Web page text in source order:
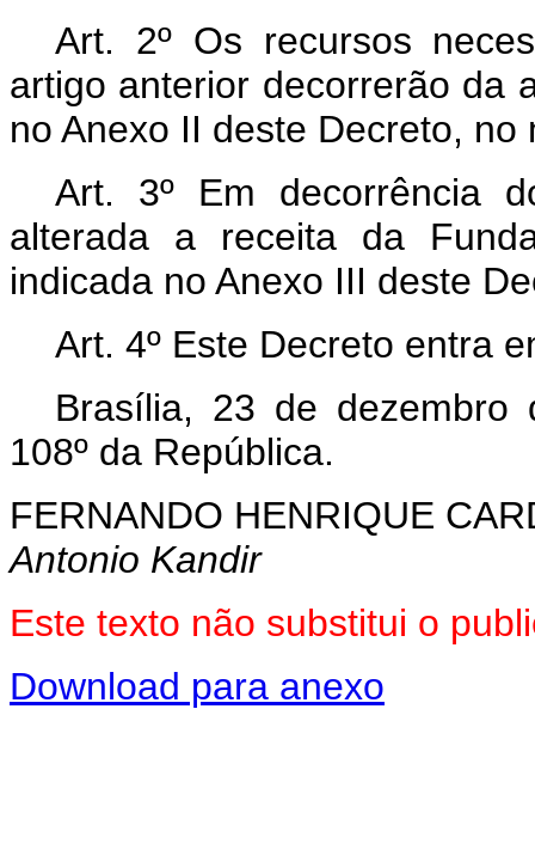
Art. 2º Os recursos
artigo anterior decorrerão da
no Anexo II deste Decreto,
Art. 3º Em decorrência
alterada a receita da
indicada no Anexo III deste
Art. 4º Este Decreto entra
Brasília, 23 de dezembro
108º da República.
FERNANDO HENRIQUE
Antonio Kandir
Este texto não substitui o
Download para anexo